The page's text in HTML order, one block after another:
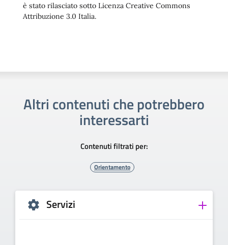
è stato rilasciato sotto Licenza Creative Commons
Attribuzione 3.0 Italia.
Altri contenuti che potrebbero
interessarti
Contenuti filtrati per:
Orientamento
Servizi